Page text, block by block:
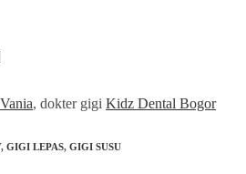
, dokter gigi Kidz Dental Bogor
, GIGI LEPAS, GIGI SUSU